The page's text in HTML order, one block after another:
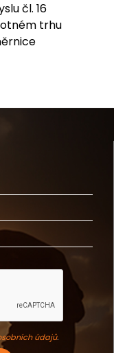
čl. 16
trhu
údajů.